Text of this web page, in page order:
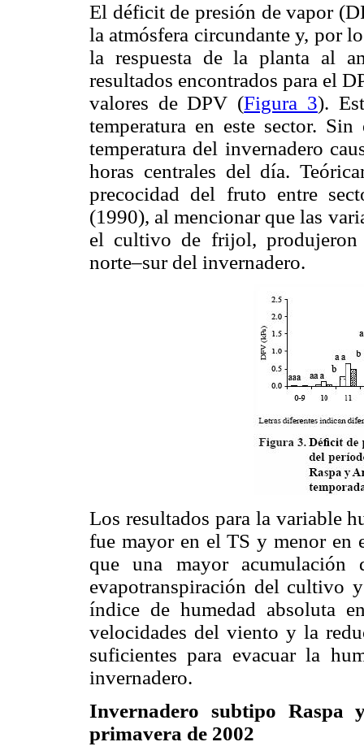
El déficit de presión de vapor
la atmósfera circundante y, por
la respuesta de la planta al
resultados encontrados para el
valores de DPV (Figura 3).
temperatura en este sector.
temperatura del invernadero
horas centrales del día.
precocidad del fruto entre
(1990), al mencionar que las
el cultivo de frijol, produjeron
norte–sur del invernadero.
Los resultados para la variable
fue mayor en el TS y menor en
que una mayor
evapotranspiración del cultivo
índice de humedad absoluta
velocidades del viento y la
suficientes para evacuar la
invernadero.
Invernadero subtipo Raspa
primavera de 2002